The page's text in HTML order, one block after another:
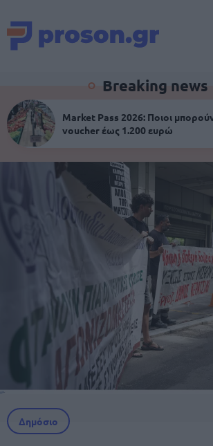
Breaking news
Market Pass 2026: Ποιοι
voucher έως 1.200 ευρώ
Δημόσιο